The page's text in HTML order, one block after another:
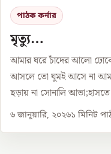
পাঠক কর্নার
মৃত্যু…
আমার ঘরে চাঁদের আলো
আসলে তো ঘুমই আসে না
ছড়ায় না সোনালি
৬ জানুয়ারি, ২০২৬১ মিনিট